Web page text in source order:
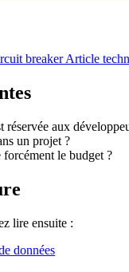
breaker Article
réservée aux
un projet ?
forcément le budget ?
lire ensuite :
données